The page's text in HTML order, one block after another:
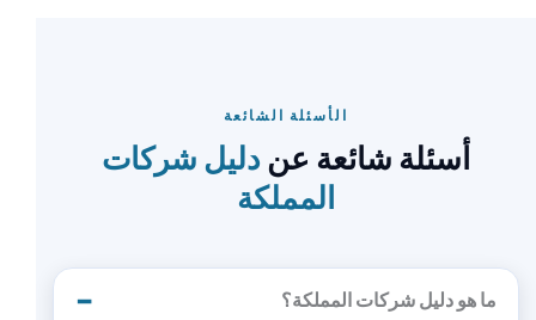
الأسئلة الشائعة
أسئلة شائعة عن دليل شركات
المملكة
ما هو دليل شركات المملكة؟